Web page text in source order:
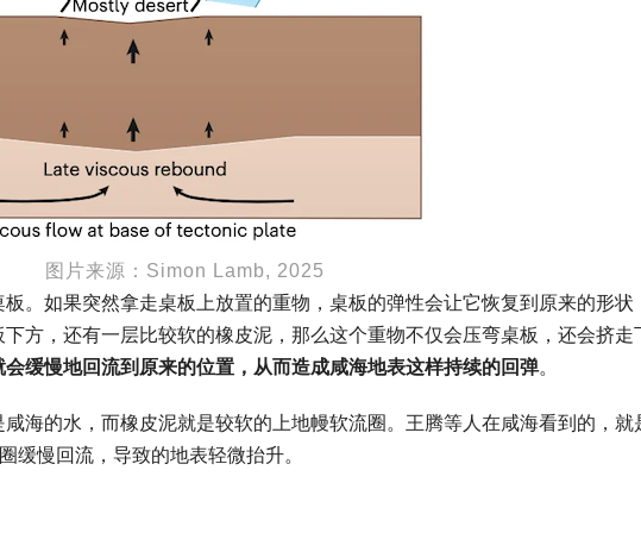
图片来源：Simon Lamb, 2025
。如果突然拿走桌板上放置的重物，桌板的弹性会让它恢复到原来的形状
方，还有一层比较软的橡皮泥，那么这个重物不仅会压弯桌板，还会挤走
缓慢地回流到原来的位置，从而造成咸海地表这样持续的回弹。
海的水，而橡皮泥就是较软的上地幔软流圈。王腾等人在咸海看到的，就
缓慢回流，导致的地表轻微抬升。